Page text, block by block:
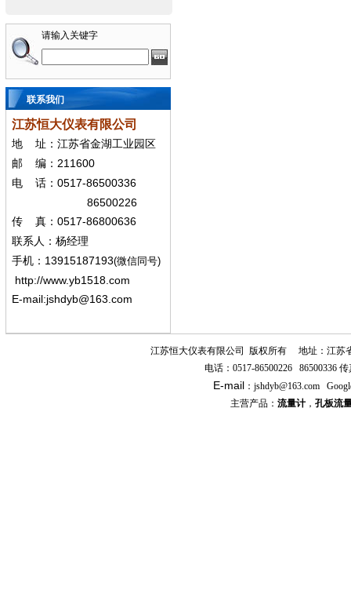
请输入关键字
联系我们
江苏恒大仪表有限公司
地
址：江苏省金湖工业园区
邮
编： 211600
电 话： 0517-86500336
86500226
传 真： 0517-86800636
联系人：杨经理
手机 ： 13915187193(微信同号)
http://www.yb1518.com
E-mail:jshdyb@163.com
江苏恒大仪表有限公司 版权所有
地址：江苏
电话： 0517-86500226 86500336 传
E-mail ： jshdyb@163.com
主营产品： 流量计， 孔板流